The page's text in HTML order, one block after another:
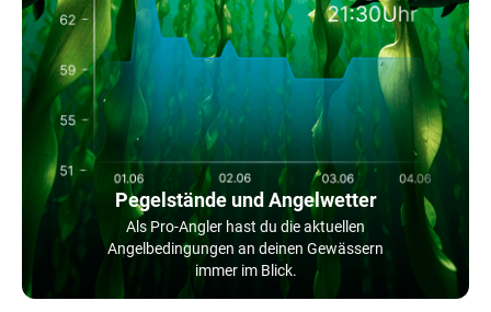
Pegelstände und Angelwetter
Als Pro-Angler hast du die aktuellen
Angelbedingungen an deinen Gewässern
immer im Blick.